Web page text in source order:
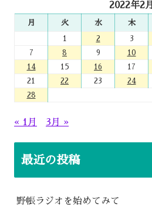
2022年2月
月 火 水 木
1 2 3
7
8 9 10
14
15 16 17
21
22 23 24
28
« 1月 3月 »
最近の投稿
野帳ラジオを始めてみて